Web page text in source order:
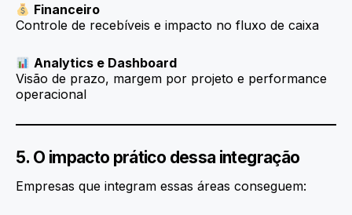
Financeiro
Controle de recebíveis e impacto no fluxo de caixa
Analytics e Dashboard
Visão de prazo, margem por projeto e performance
operacional
5. O impacto prático dessa integração
Empresas que integram essas áreas conseguem: